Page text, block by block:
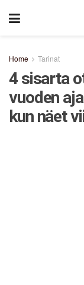
Home Tarinat
4 sisarta
vuoden
kun näet